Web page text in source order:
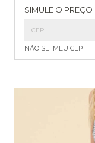
Entregas para o
SIMULE O PREÇO
NÃO SEI MEU CEP